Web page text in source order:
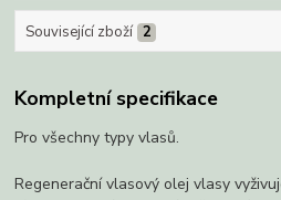
Související zboží 2
Kompletní specifikace
Pro všechny typy vlasů.
Regenerační vlasový olej vlasy